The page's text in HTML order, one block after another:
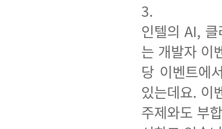
3.
인텔의 AI,
는 개발자 이
당 이벤트에
있는데요. 이
주제와도 부